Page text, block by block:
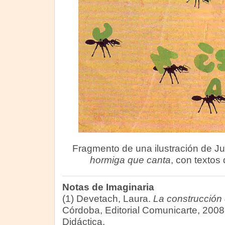
Fragmento de una ilustración de
hormiga que canta, con textos
Notas de Imaginaria
(1) Devetach, Laura. La construcción
Córdoba, Editorial Comunicarte,
Didáctica.